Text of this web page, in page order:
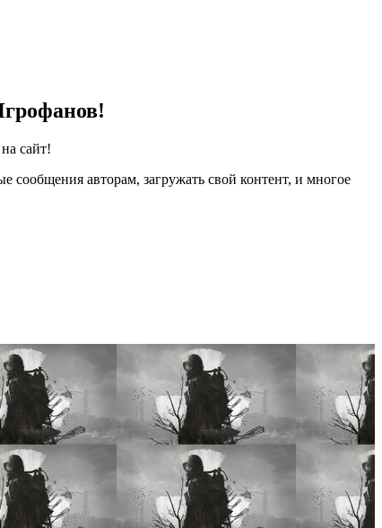
сайт!
сообщения авторам, загружать свой контент, и многое